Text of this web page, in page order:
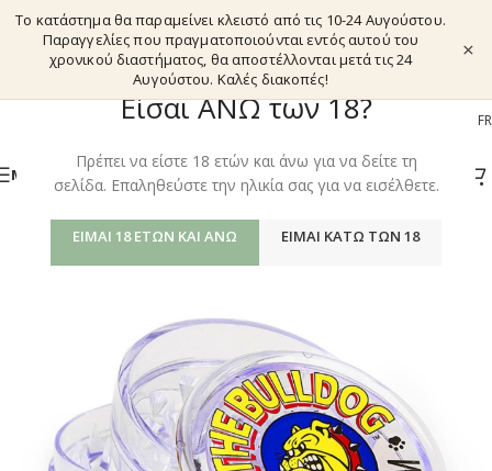
Είσαι ΑΝΩ των 18?
Πρέπει να είστε 18 ετών και άνω για να δείτε τη
σελίδα. Επαληθεύστε την ηλικία σας για να εισέλθετε.
ΕΊΜΑΙ 18 ΕΤΏΝ ΚΑΙ ΆΝΩ ΕΊΜΑΙ ΚΆΤΩ ΤΩΝ 18
Το κατάστημα θα παραμείνει κλειστό από τις 10-24 Αυγούστου.
Παραγγελίες που πραγματοποιούνται εντός αυτού του
χρονικού διαστήματος, θα αποστέλλονται μετά τις 24
Αυγούστου. Καλές διακοπές!
×
EL FR
ΜΕΝΟΎ